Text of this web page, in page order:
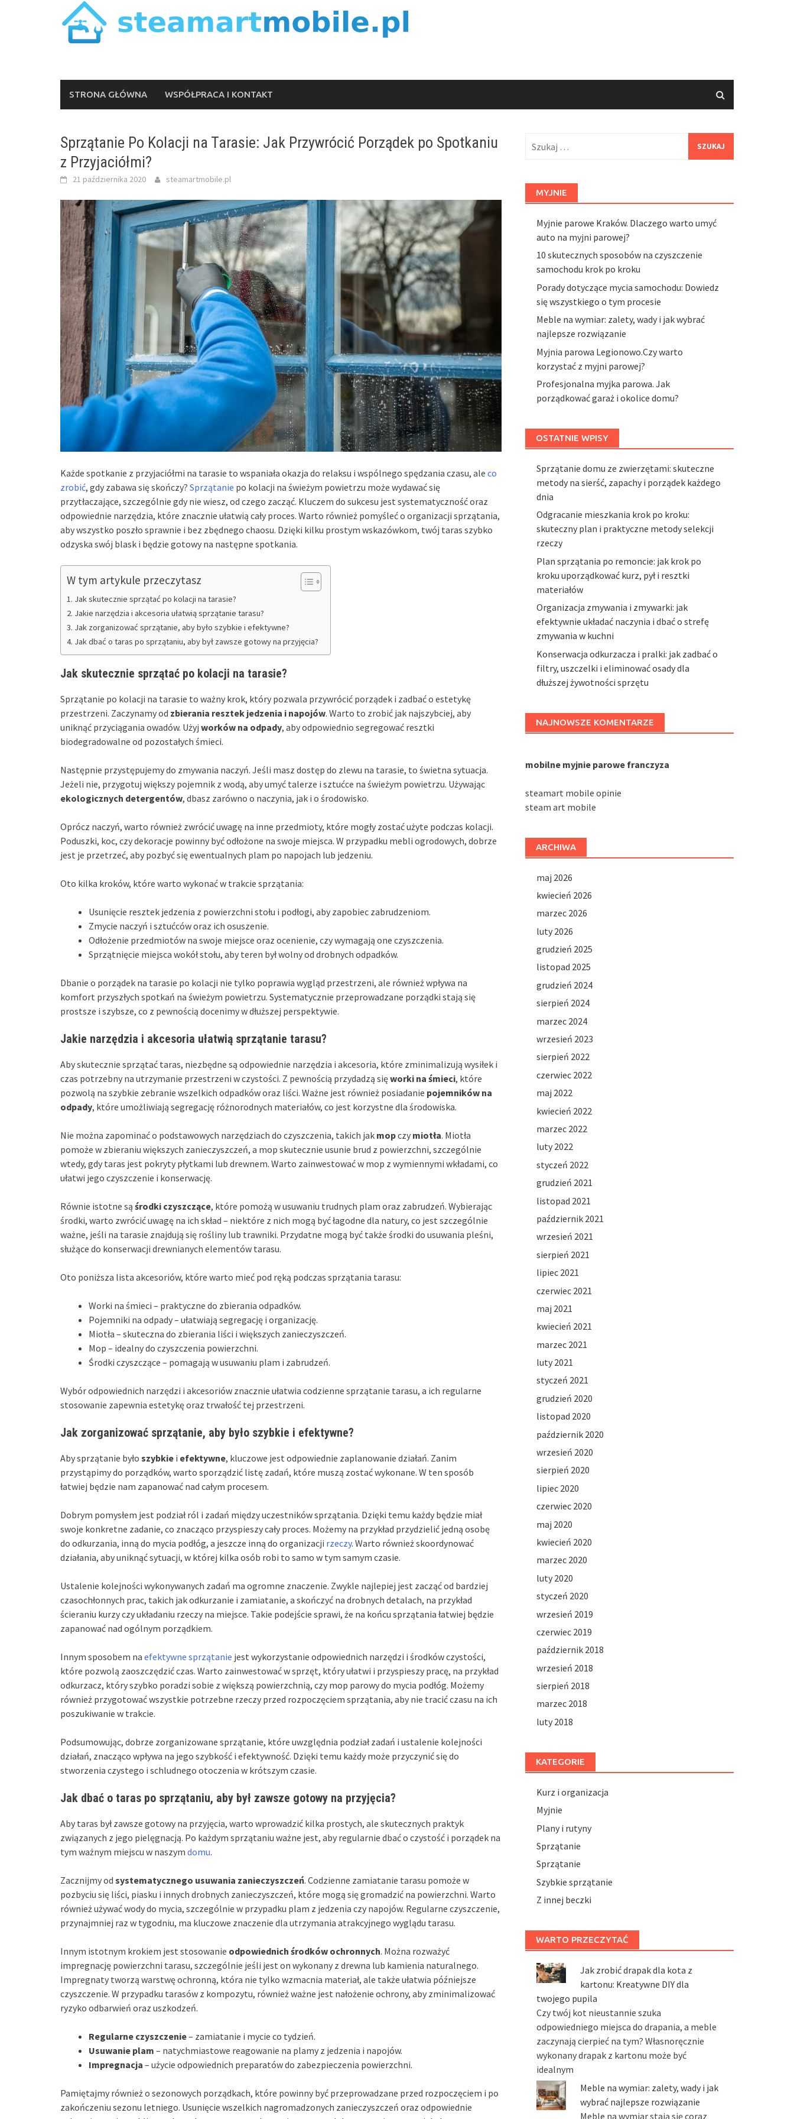
STRONA GŁÓWNA WSPÓŁPRACA I KONTAKT
Sprzątanie Po Kolacji na Tarasie: Jak Przywrócić Porządek po Spotkaniu
z Przyjaciółmi?
21 października 2020 steamartmobile.pl
Każde spotkanie z przyjaciółmi na tarasie to wspaniała okazja do relaksu i wspólnego spędzania czasu, ale co
zrobić, gdy zabawa się skończy? Sprzątanie po kolacji na świeżym powietrzu może wydawać się
przytłaczające, szczególnie gdy nie wiesz, od czego zacząć. Kluczem do sukcesu jest systematyczność oraz
odpowiednie narzędzia, które znacznie ułatwią cały proces. Warto również pomyśleć o organizacji sprzątania,
aby wszystko poszło sprawnie i bez zbędnego chaosu. Dzięki kilku prostym wskazówkom, twój taras szybko
odzyska swój blask i będzie gotowy na następne spotkania.
W tym artykule przeczytasz
Jak skutecznie sprzątać po kolacji na tarasie?
Jakie narzędzia i akcesoria ułatwią sprzątanie tarasu?
Jak zorganizować sprzątanie, aby było szybkie i efektywne?
Jak dbać o taras po sprzątaniu, aby był zawsze gotowy na przyjęcia?
Jak skutecznie sprzątać po kolacji na tarasie?
Sprzątanie po kolacji na tarasie to ważny krok, który pozwala przywrócić porządek i zadbać o estetykę
przestrzeni. Zaczynamy od zbierania resztek jedzenia i napojów. Warto to zrobić jak najszybciej, aby
uniknąć przyciągania owadów. Użyj worków na odpady, aby odpowiednio segregować resztki
biodegradowalne od pozostałych śmieci.
Następnie przystępujemy do zmywania naczyń. Jeśli masz dostęp do zlewu na tarasie, to świetna sytuacja.
Jeżeli nie, przygotuj większy pojemnik z wodą, aby umyć talerze i sztućce na świeżym powietrzu. Używając
ekologicznych detergentów, dbasz zarówno o naczynia, jak i o środowisko.
Oprócz naczyń, warto również zwrócić uwagę na inne przedmioty, które mogły zostać użyte podczas kolacji.
Poduszki, koc, czy dekoracje powinny być odłożone na swoje miejsca. W przypadku mebli ogrodowych, dobrze
jest je przetrzeć, aby pozbyć się ewentualnych plam po napojach lub jedzeniu.
Oto kilka kroków, które warto wykonać w trakcie sprzątania:
Usunięcie resztek jedzenia z powierzchni stołu i podłogi, aby zapobiec zabrudzeniom.
Zmycie naczyń i sztućców oraz ich osuszenie.
Odłożenie przedmiotów na swoje miejsce oraz ocenienie, czy wymagają one czyszczenia.
Sprzątnięcie miejsca wokół stołu, aby teren był wolny od drobnych odpadków.
Dbanie o porządek na tarasie po kolacji nie tylko poprawia wygląd przestrzeni, ale również wpływa na
komfort przyszłych spotkań na świeżym powietrzu. Systematycznie przeprowadzane porządki stają się
prostsze i szybsze, co z pewnością docenimy w dłuższej perspektywie.
Jakie narzędzia i akcesoria ułatwią sprzątanie tarasu?
Aby skutecznie sprzątać taras, niezbędne są odpowiednie narzędzia i akcesoria, które zminimalizują wysiłek i
czas potrzebny na utrzymanie przestrzeni w czystości. Z pewnością przydadzą sięworki na śmieci, które
pozwolą na szybkie zebranie wszelkich odpadków oraz liści. Ważne jest również posiadanie pojemników na
odpady, które umożliwiają segregację różnorodnych materiałów, co jest korzystne dla środowiska.
Nie można zapominać o podstawowych narzędziach do czyszczenia, takich jak mopczy miotła. Miotła
pomoże w zbieraniu większych zanieczyszczeń, a mop skutecznie usunie brud z powierzchni, szczególnie
wtedy, gdy taras jest pokryty płytkami lub drewnem. Warto zainwestować w mop z wymiennymi wkładami, co
ułatwi jego czyszczenie i konserwację.
Równie istotne są środki czyszczące, które pomożą w usuwaniu trudnych plam oraz zabrudzeń. Wybierając
środki, warto zwrócić uwagę na ich skład – niektóre z nich mogą być łagodne dla natury, co jest szczególnie
ważne, jeśli na tarasie znajdują się rośliny lub trawniki. Przydatne mogą być także środki do usuwania pleśni,
służące do konserwacji drewnianych elementów tarasu.
Oto poniższa lista akcesoriów, które warto mieć pod ręką podczas sprzątania tarasu:
Worki na śmieci – praktyczne do zbierania odpadków.
Pojemniki na odpady – ułatwiają segregację i organizację.
Miotła – skuteczna do zbierania liści i większych zanieczyszczeń.
Mop – idealny do czyszczenia powierzchni.
Środki czyszczące – pomagają w usuwaniu plam i zabrudzeń.
Wybór odpowiednich narzędzi i akcesoriów znacznie ułatwia codzienne sprzątanie tarasu, a ich regularne
stosowanie zapewnia estetykę oraz trwałość tej przestrzeni.
Jak zorganizować sprzątanie, aby było szybkie i efektywne?
Aby sprzątanie było szybkie i efektywne, kluczowe jest odpowiednie zaplanowanie działań. Zanim
przystąpimy do porządków, warto sporządzić listę zadań, które muszą zostać wykonane. W ten sposób
łatwiej będzie nam zapanować nad całym procesem.
Dobrym pomysłem jest podział ról i zadań między uczestników sprzątania. Dzięki temu każdy będzie miał
swoje konkretne zadanie, co znacząco przyspieszy cały proces. Możemy na przykład przydzielić jedną osobę
do odkurzania, inną do mycia podłóg, a jeszcze inną do organizacji rzeczy. Warto również skoordynować
działania, aby uniknąć sytuacji, w której kilka osób robi to samo w tym samym czasie.
Ustalenie kolejności wykonywanych zadań ma ogromne znaczenie. Zwykle najlepiej jest zacząć od bardziej
czasochłonnych prac, takich jak odkurzanie i zamiatanie, a skończyć na drobnych detalach, na przykład
ścieraniu kurzy czy układaniu rzeczy na miejsce. Takie podejście sprawi, że na końcu sprzątania łatwiej będzie
zapanować nad ogólnym porządkiem.
Innym sposobem na efektywne sprzątanie jest wykorzystanie odpowiednich narzędzi i środków czystości,
które pozwolą zaoszczędzić czas. Warto zainwestować w sprzęt, który ułatwi i przyspieszy pracę, na przykład
odkurzacz, który szybko poradzi sobie z większą powierzchnią, czy mop parowy do mycia podłóg. Możemy
również przygotować wszystkie potrzebne rzeczy przed rozpoczęciem sprzątania, aby nie tracić czasu na ich
poszukiwanie w trakcie.
Podsumowując, dobrze zorganizowane sprzątanie, które uwzględnia podział zadań i ustalenie kolejności
działań, znacząco wpływa na jego szybkość i efektywność. Dzięki temu każdy może przyczynić się do
stworzenia czystego i schludnego otoczenia w krótszym czasie.
Jak dbać o taras po sprzątaniu, aby był zawsze gotowy na przyjęcia?
Aby taras był zawsze gotowy na przyjęcia, warto wprowadzić kilka prostych, ale skutecznych praktyk
związanych z jego pielęgnacją. Po każdym sprzątaniu ważne jest, aby regularnie dbać o czystość i porządek na
tym ważnym miejscu w naszym domu.
Zacznijmy od systematycznego usuwania zanieczyszczeń. Codzienne zamiatanie tarasu pomoże w
pozbyciu się liści, piasku i innych drobnych zanieczyszczeń, które mogą się gromadzić na powierzchni. Warto
również używać wody do mycia, szczególnie w przypadku plam z jedzenia czy napojów. Regularne czyszczenie,
przynajmniej raz w tygodniu, ma kluczowe znaczenie dla utrzymania atrakcyjnego wyglądu tarasu.
Innym istotnym krokiem jest stosowanie odpowiednich środków ochronnych. Można rozważyć
impregnację powierzchni tarasu, szczególnie jeśli jest on wykonany z drewna lub kamienia naturalnego.
Impregnaty tworzą warstwę ochronną, która nie tylko wzmacnia materiał, ale także ułatwia późniejsze
czyszczenie. W przypadku tarasów z kompozytu, również ważne jest nałożenie ochrony, aby zminimalizować
ryzyko odbarwień oraz uszkodzeń.
Regularne czyszczenie– zamiatanie i mycie co tydzień.
Usuwanie plam – natychmiastowe reagowanie na plamy z jedzenia i napojów.
Impregnacja – użycie odpowiednich preparatów do zabezpieczenia powierzchni.
Pamiętajmy również o sezonowych porządkach, które powinny być przeprowadzane przed rozpoczęciem i po
zakończeniu sezonu letniego. Usunięcie wszelkich nagromadzonych zanieczyszczeń oraz odpowiednie
MYJNIE
Myjnie parowe Kraków. Dlaczego warto umyć
auto na myjni parowej?
10 skutecznych sposobów na czyszczenie
samochodu krok po kroku
Porady dotyczące mycia samochodu: Dowiedz
się wszystkiego o tym procesie
Meble na wymiar: zalety, wady i jak wybrać
najlepsze rozwiązanie
Myjnia parowa Legionowo.Czy warto
korzystać z myjni parowej?
Profesjonalna myjka parowa. Jak
porządkować garaż i okolice domu?
OSTATNIE WPISY
Sprzątanie domu ze zwierzętami: skuteczne
metody na sierść, zapachy i porządek każdego
dnia
Odgracanie mieszkania krok po kroku:
skuteczny plan i praktyczne metody selekcji
rzeczy
Plan sprzątania po remoncie: jak krok po
kroku uporządkować kurz, pył i resztki
materiałów
Organizacja zmywania i zmywarki: jak
efektywnie układać naczynia i dbać o strefę
zmywania w kuchni
Konserwacja odkurzacza i pralki: jak zadbać o
filtry, uszczelki i eliminować osady dla
dłuższej żywotności sprzętu
NAJNOWSZE KOMENTARZE
mobilne myjnie parowe franczyza
steamart mobile opinie
steam art mobile
ARCHIWA
maj 2026
kwiecień 2026
marzec 2026
luty 2026
grudzień 2025
listopad 2025
grudzień 2024
sierpień 2024
marzec 2024
wrzesień 2023
sierpień 2022
czerwiec 2022
maj 2022
kwiecień 2022
marzec 2022
luty 2022
styczeń 2022
grudzień 2021
listopad 2021
październik 2021
wrzesień 2021
sierpień 2021
lipiec 2021
czerwiec 2021
maj 2021
kwiecień 2021
marzec 2021
luty 2021
styczeń 2021
grudzień 2020
listopad 2020
październik 2020
wrzesień 2020
sierpień 2020
lipiec 2020
czerwiec 2020
maj 2020
kwiecień 2020
marzec 2020
luty 2020
styczeń 2020
wrzesień 2019
czerwiec 2019
październik 2018
wrzesień 2018
sierpień 2018
marzec 2018
luty 2018
KATEGORIE
Kurz i organizacja
Myjnie
Plany i rutyny
Sprzątanie
Sprzątanie
Szybkie sprzątanie
Z innej beczki
WARTO PRZECZYTAĆ
Jak zrobić drapak dla kota z
kartonu: Kreatywne DIY dla
twojego pupila
Czy twój kot nieustannie szuka
odpowiedniego miejsca do drapania, a meble
zaczynają cierpieć na tym? Własnoręcznie
wykonany drapak z kartonu może być
idealnym
Meble na wymiar: zalety, wady i jak
wybrać najlepsze rozwiązanie
Meble na wymiar stają się coraz